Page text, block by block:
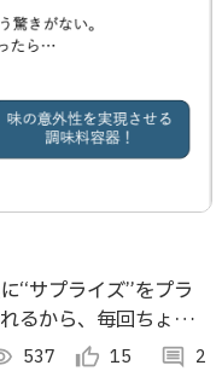
“サプライズ”をプラ
るから、毎回ちょっと
537 thumb_up_alt 15 comment 2